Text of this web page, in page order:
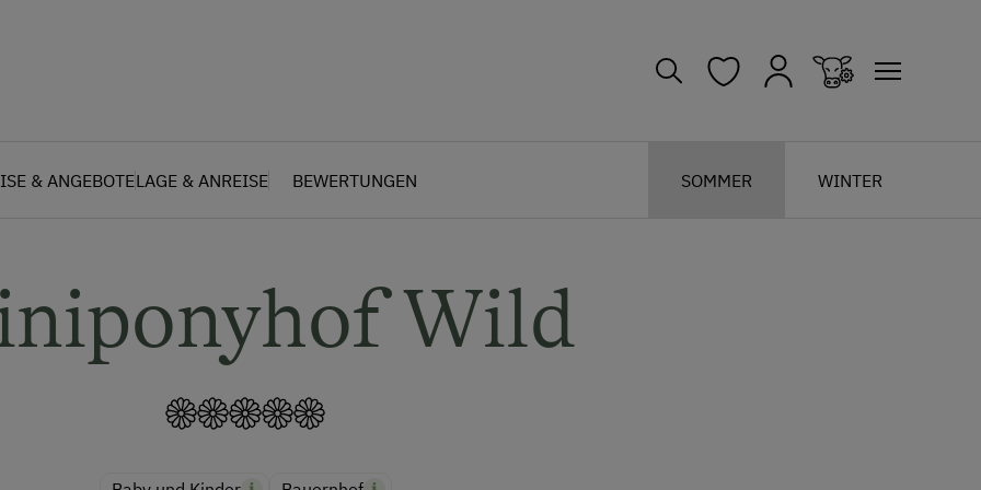
& ANGEBOTELAGE & ANREISE BEWERTUNGEN SOMMER WINTER
Wild